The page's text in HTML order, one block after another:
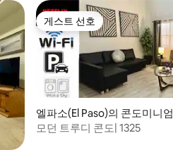
게스트 선호
게스트 선호
엘파소(El Paso)의 콘도미니엄
모던 트루디 콘도| 1325